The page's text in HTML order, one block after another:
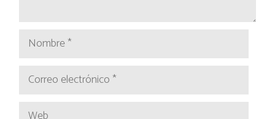
Nombre
Correo
electrónico
Web